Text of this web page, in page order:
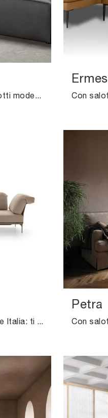
Se desideri divani per salotti moderni, clicca e leggi di più sul modello Klauss in pelle del brand Excò.
Ermes
Salotti e divani lineari Ditre Italia: ti offriamo il modello Ada in tessuto per impreziosire il soggiorno.
Petra